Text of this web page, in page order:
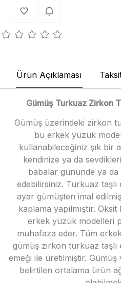
Ürün Açıklaması
Gümüş Turkuaz Zirkon
Gümüş üzerindeki zirkon
bu erkek yüzük
kullanabileceğiniz şık bir
kendinize ya da
babalar gününde ya
edebilirsiniz. Turkuaz
ayar gümüşten imal
kaplama yapılmıştır.
erkek yüzük modelleri
muhafaza eder. Tüm
gümüş zirkon turkuaz
emeği ile üretilmiştir.
belirtilen ortalama ürün